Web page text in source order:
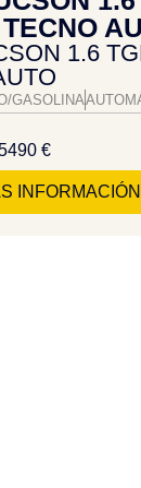
1.6
GASOLINA
€
INFORMACIÓN